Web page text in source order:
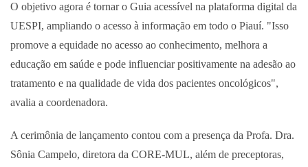
O objetivo agora é tornar o Guia acessível na plataforma digital da
UESPI, ampliando o acesso à informação em todo o Piauí. "Isso
promove a equidade no acesso ao conhecimento, melhora a
educação em saúde e pode influenciar positivamente na adesão ao
tratamento e na qualidade de vida dos pacientes oncológicos",
avalia a coordenadora.
A cerimônia de lançamento contou com a presença da Profa. Dra.
Sônia Campelo, diretora da CORE-MUL, além de preceptoras,